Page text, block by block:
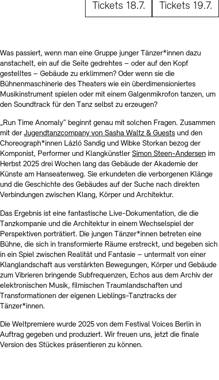
Tickets 18.7. Tickets 19.7.
Was passiert, wenn man eine Gruppe junger Tänzer*innen dazu
anstachelt, ein auf die Seite gedrehtes – oder auf den Kopf
gestelltes – Gebäude zu erklimmen? Oder wenn sie die
Bühnenmaschinerie des Theaters wie ein überdimensioniertes
Musikinstrument spielen oder mit einem Galgenmikrofon tanzen, um
den Soundtrack für den Tanz selbst zu erzeugen?
„Run Time Anomaly“ beginnt genau mit solchen Fragen. Zusammen
mit der Jugendtanzcompany von Sasha Waltz & Guests und den
Choreograph*innen Lázló Sandig und Wibke Storkan bezog der
Komponist, Performer und Klangkünstler Simon Steen-Andersen im
Herbst 2025 drei Wochen lang das Gebäude der Akademie der
Künste am Hanseatenweg. Sie erkundeten die verborgenen Klänge
und die Geschichte des Gebäudes auf der Suche nach direkten
Verbindungen zwischen Klang, Körper und Architektur.
Das Ergebnis ist eine fantastische Live-Dokumentation, die die
Tanzkompanie und die Architektur in einem Wechselspiel der
Perspektiven porträtiert. Die jungen Tänzer*innen betreten eine
Bühne, die sich in transformierte Räume erstreckt, und begeben sich
in ein Spiel zwischen Realität und Fantasie – untermalt von einer
Klanglandschaft aus verstärkten Bewegungen, Körper und Gebäude
zum Vibrieren bringende Subfrequenzen, Echos aus dem Archiv der
elektronischen Musik, filmischen Traumlandschaften und
Transformationen der eigenen Lieblings-Tanztracks der
Tänzer*innen.
Die Weltpremiere wurde 2025 von dem Festival Voices Berlin in
Auftrag gegeben und produziert. Wir freuen uns, jetzt die finale
Version des Stückes präsentieren zu können.